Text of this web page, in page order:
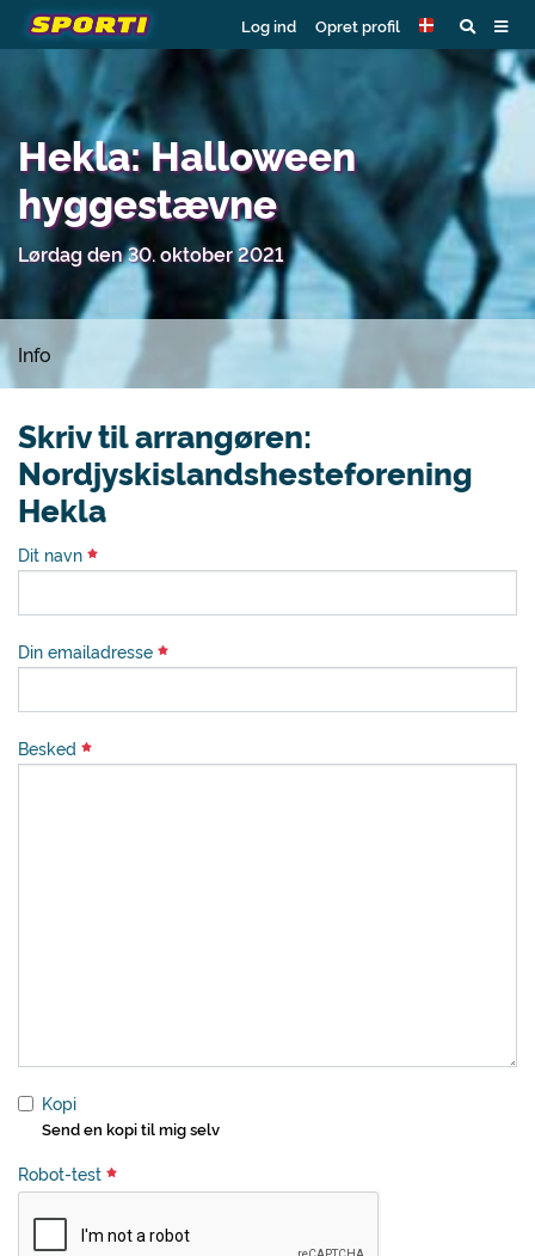
Log ind Opret profil
Hekla: Halloween
hyggestævne
Lørdag den 30. oktober 2021
Info
Skriv til arrangøren:
Nordjyskislandshesteforening
Hekla
Dit navn
Din emailadresse
Besked
Kopi
Send en kopi til mig selv
Robot-test